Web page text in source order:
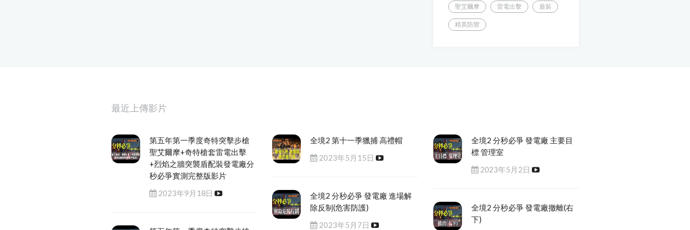
聖艾爾摩 雷電出擊 盾裝
精英防禦
最近上傳影片
第五年第一季度奇特突擊步槍
聖艾爾摩+奇特槍套雷電出擊
+烈焰之牆突襲盾配裝發電廠分
秒必爭實測完整版影片
2023年9月18日
全境2 第十一季獵捕 高禮帽
2023年5月15日
全境2 分秒必爭 發電廠 進場解
除反制(危害防護)
2023年5月7日
全境2 分秒必爭 發電廠 主要目
標 管理室
2023年5月2日
全境2 分秒必爭 發電廠撤離(右
下)